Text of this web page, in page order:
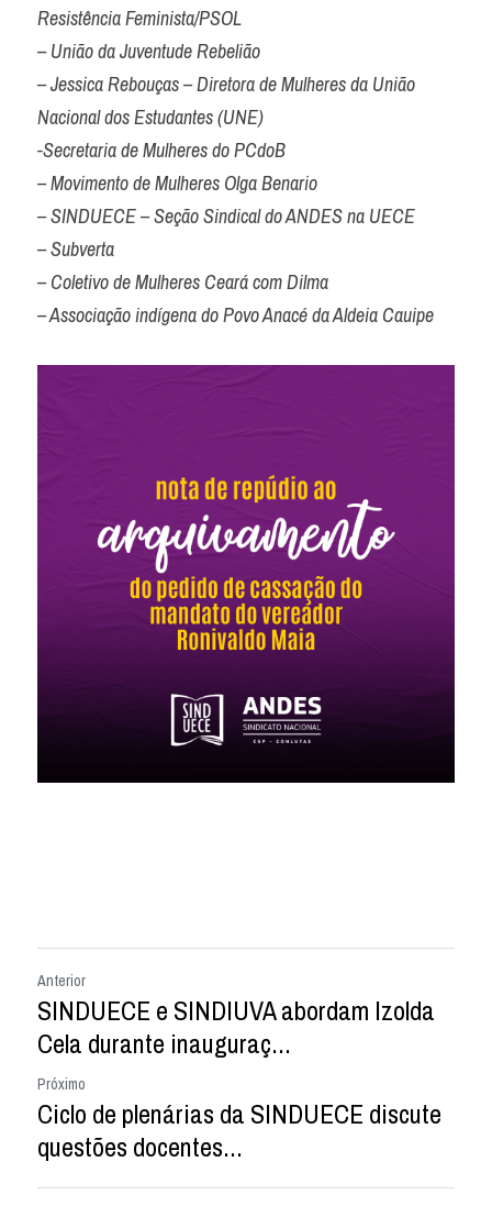
Resistência Feminista/PSOL
– União da Juventude Rebelião
– Jessica Rebouças – Diretora de Mulheres da União
Nacional dos Estudantes (UNE)
-Secretaria de Mulheres do PCdoB
– Movimento de Mulheres Olga Benario
– SINDUECE – Seção Sindical do ANDES na UECE
– Subverta
– Coletivo de Mulheres Ceará com Dilma
– Associação indígena do Povo Anacé da Aldeia Cauipe
Anterior
SINDUECE e SINDIUVA abordam Izolda
Cela durante inauguraç...
Próximo
Ciclo de plenárias da SINDUECE discute
questões docentes...